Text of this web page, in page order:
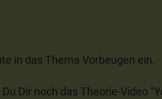
in das Thema Vorbeugen ein.
Dir noch das Theorie-Video